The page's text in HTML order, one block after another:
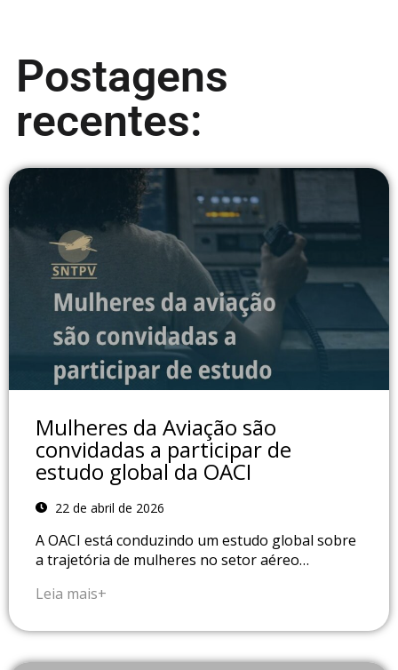
Postagens
recentes:
Mulheres da Aviação são
convidadas a participar de
estudo global da OACI
22 de abril de 2026
A OACI está conduzindo um estudo global sobre
a trajetória de mulheres no setor aéreo…
Leia mais+